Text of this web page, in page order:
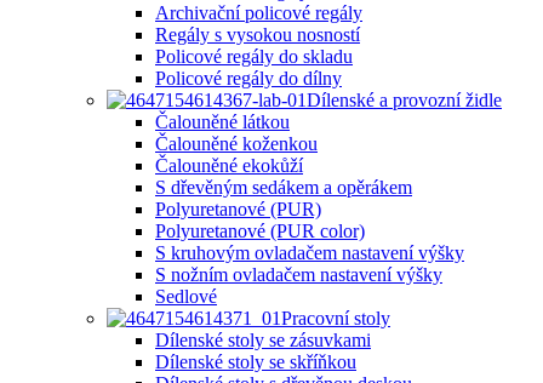
Archivační policové regály
Regály s vysokou nosností
Policové regály do skladu
Policové regály do dílny
Dílenské a provozní židle
Čalouněné látkou
Čalouněné koženkou
Čalouněné ekokůží
S dřevěným sedákem a opěrákem
Polyuretanové (PUR)
Polyuretanové (PUR color)
S kruhovým ovladačem nastavení výšky
S nožním ovladačem nastavení výšky
Sedlové
Pracovní stoly
Dílenské stoly se zásuvkami
Dílenské stoly se skříňkou